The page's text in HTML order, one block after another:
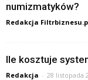
numizmatyków?
Redakcja
Ile kosztuje
Redakcja - 28 listopada